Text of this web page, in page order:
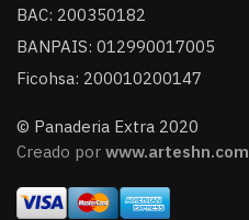
BAC: 200350182
BANPAIS: 012990017005
Ficohsa: 200010200147
© Panaderia Extra 2020
Creado por www.arteshn.com